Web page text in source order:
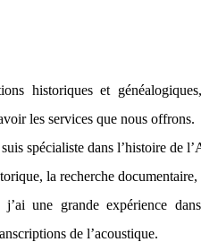
historiques et
les services que nous offrons.
spécialiste dans l’histoire de
la recherche
une grande expérience
de l’acoustique.